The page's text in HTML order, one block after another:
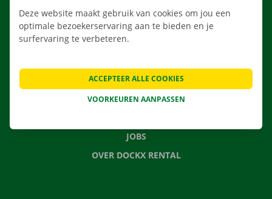
VEELGESTELDE VRAGEN
NIEUWS
JOBS
OVER DOCKX RENTAL
Deze website maakt gebruik van cookies om jou een
optimale bezoekerservaring aan te bieden en je
surfervaring te verbeteren.
VOORKEUREN AANPASSEN
ACCEPTEER ALLE COOKIES